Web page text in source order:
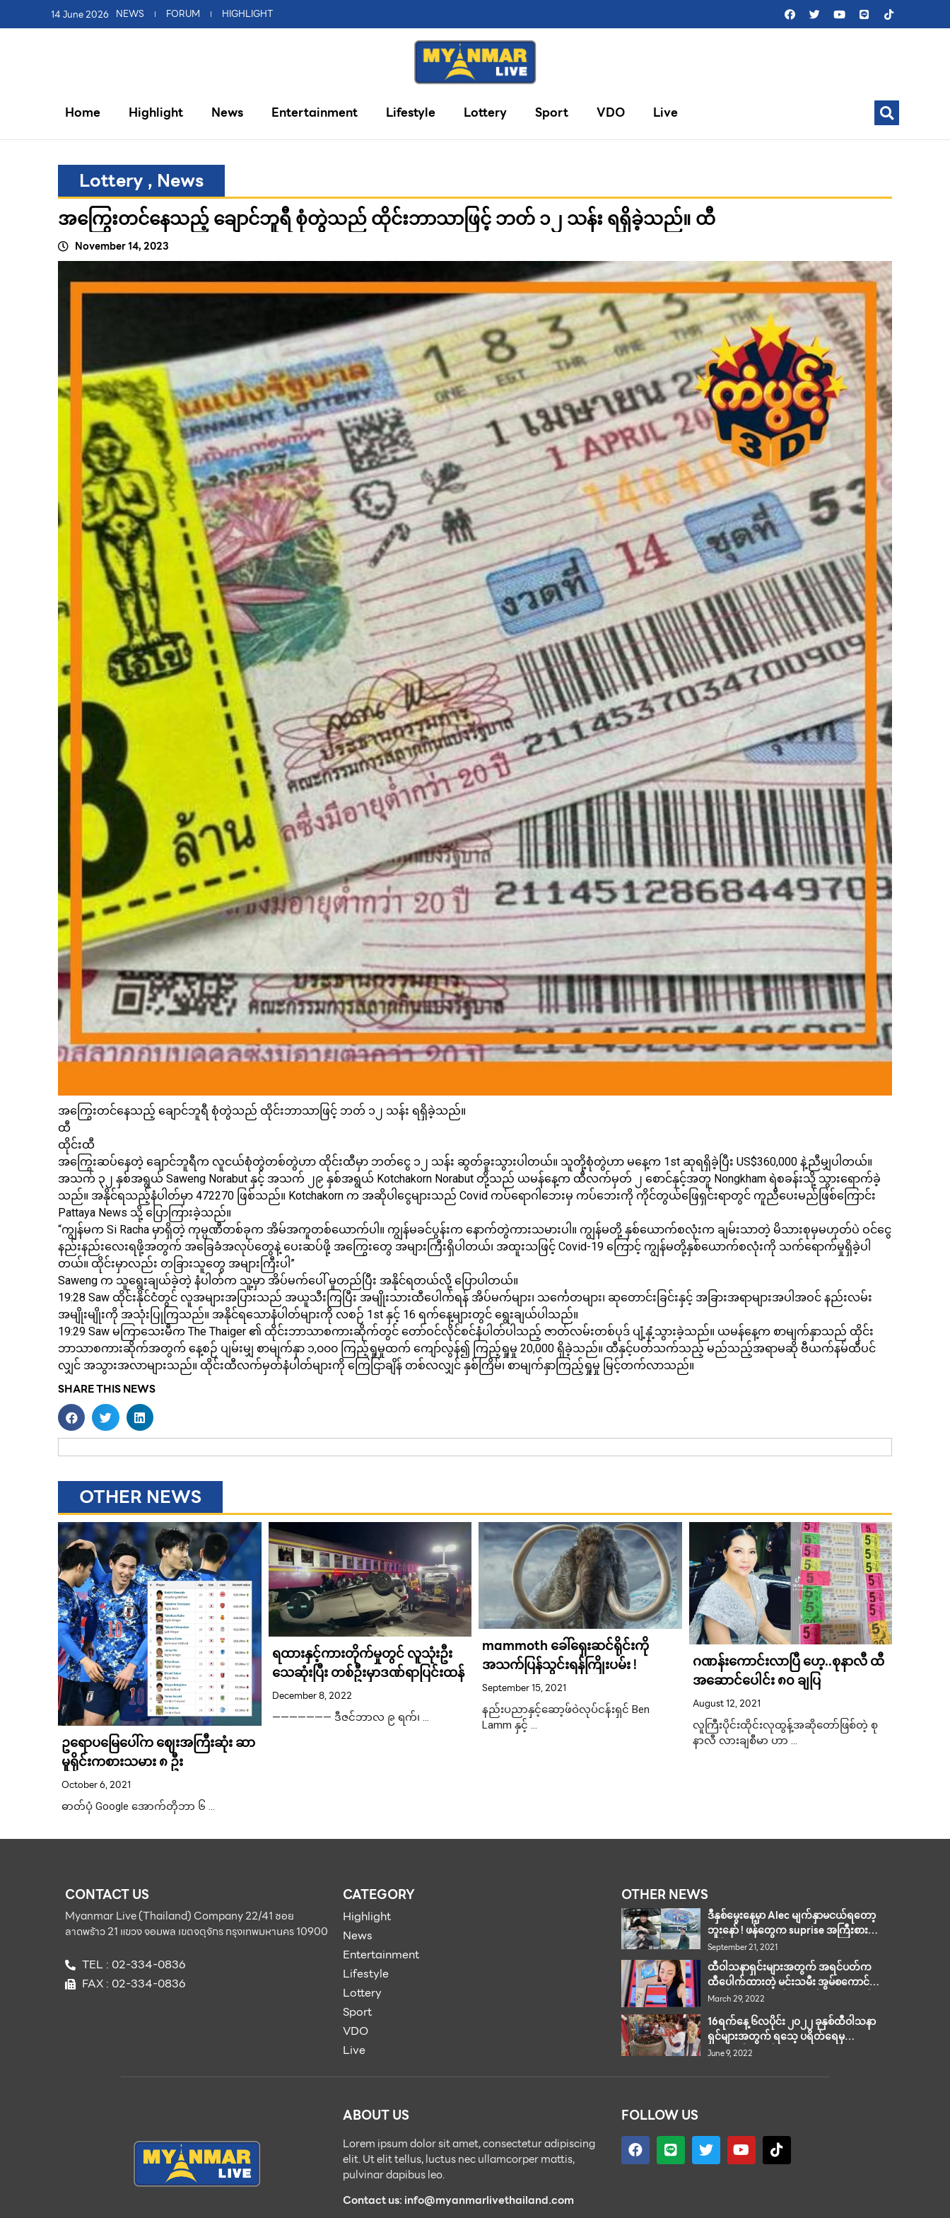
14 June 2026 NEWS FORUM HIGHLIGHT
Home Highlight News Entertainment Lifestyle Lottery Sport VDO Live
Lottery , News
အကြွေးတင်နေသည့် ချောင်ဘူရီ စုံတွဲသည် ထိုင်းဘာသာဖြင့် ဘတ် ၁၂ သန်း ရရှိခဲ့သည်။ ထီ
November 14, 2023
အကြွေးတင်နေသည့် ချောင်ဘူရီ စုံတွဲသည် ထိုင်းဘာသာဖြင့် ဘတ် ၁၂ သန်း ရရှိခဲ့သည်။
ထီ
ထိုင်းထီ
အကြွေးဆပ်နေတဲ့ ချောင်ဘူရီက လူငယ်စုံတွဲတစ်တွဲဟာ ထိုင်းထီမှာ ဘတ်ငွေ ၁၂ သန်း ဆွတ်ခူးသွားပါတယ်။ သူတို့စုံတွဲဟာ မနေ့က 1st ဆုရရှိခဲ့ပြီး US$360,000 နဲ့ညီမျှပါတယ်။
အသက် ၃၂ ​​နှစ်အရွယ် Saweng Norabut နှင့် အသက် ၂၉ နှစ်အရွယ် Kotchakorn Norabut တို့သည် ယမန်နေ့က ထီလက်မှတ် ၂ စောင်နှင့်အတူ Nongkham ရဲစခန်းသို့ သွားရောက်ခဲ့
သည်။ အနိုင်ရသည့်နံပါတ်မှာ 472270 ဖြစ်သည်။ Kotchakorn က အဆိုပါငွေများသည် Covid ကပ်ရောဂါဘေးမှ ကပ်ဘေးကို ကိုင်တွယ်ဖြေရှင်းရာတွင် ကူညီပေးမည်ဖြစ်ကြောင်း
Pattaya News သို့ ပြောကြားခဲ့သည်။
“ကျွန်မက Si Racha မှာရှိတဲ့ ကုမ္ပဏီတစ်ခုက အိမ်အကူတစ်ယောက်ပါ။ ကျွန်မခင်ပွန်းက နောက်တွဲကားသမားပါ။ ကျွန်မတို့ နှစ်ယောက်စလုံးက ချမ်းသာတဲ့ မိသားစုမှမဟုတ်ပဲ ဝင်ငွေ
နည်းနည်းလေးရဖို့အတွက် အခြေခံအလုပ်တွေနဲ့ ပေးဆပ်ဖို့ အကြွေးတွေ အများကြီးရှိပါတယ်၊ အထူးသဖြင့် Covid-19 ကြောင့် ကျွန်မတို့နှစ်ယောက်စလုံးကို သက်ရောက်မှုရှိခဲ့ပါ
တယ်။ ထိုင်းမှာလည်း တခြားသူတွေ အများကြီးပါ”
Saweng က သူရွေးချယ်ခဲ့တဲ့ နံပါတ်က သူ့မှာ အိပ်မက်ပေါ် မူတည်ပြီး အနိုင်ရတယ်လို့ ပြောပါတယ်။
19:28 Saw ထိုင်းနိုင်ငံတွင် လူအများအပြားသည် အယူသီးကြပြီး အမျိုးသားထီပေါက်ရန် အိပ်မက်များ၊ သင်္ကေတများ၊ ဆုတောင်းခြင်းနှင့် အခြားအရာများအပါအဝင် နည်းလမ်း
အမျိုးမျိုးကို အသုံးပြုကြသည်။ အနိုင်ရသောနံပါတ်များကို လစဉ် 1st နှင့် 16 ရက်နေ့များတွင် ရွေးချယ်ပါသည်။
19:29 Saw မကြာသေးမီက The Thaiger ၏ ထိုင်းဘာသာစကားဆိုက်တွင် တော်ဝင်လိုင်စင်နံပါတ်ပါသည့် ဇာတ်လမ်းတစ်ပုဒ် ပျံ့နှံ့သွားခဲ့သည်။ ယမန်နေ့က စာမျက်နှာသည် ထိုင်း
ဘာသာစကားဆိုက်အတွက် နေ့စဉ် ပျမ်းမျှ စာမျက်နှာ ၁,၀၀၀ ကြည့်ရှုမှုထက် ကျော်လွန်၍ ကြည့်ရှုမှု 20,000 ရှိခဲ့သည်။ ထီနှင့်ပတ်သက်သည့် မည်သည့်အရာမဆို ဗီယက်နမ်ထီပင်
လျှင် အသွားအလာများသည်။ ထိုင်းထီလက်မှတ်နံပါတ်များကို ကြေငြာချိန် တစ်လလျှင် နှစ်ကြိမ်၊ စာမျက်နှာကြည့်ရှုမှု မြင့်တက်လာသည်။
SHARE THIS NEWS
OTHER NEWS
ဥရောပမြေပေါ်က ဈေးအကြီးဆုံး ဆာ
မူရိုင်းကစားသမား ၈ ဦး
October 6, 2021
ဓာတ်ပုံ Google အောက်တိုဘာ ၆ …
ရထားနှင့်ကားတိုက်မှုတွင် လူသုံးဦး
သေဆုံးပြီး တစ်ဦးမှာဒဏ်ရာပြင်းထန်
December 8, 2022
——————— ဒီဇင်ဘာလ ၉ ရက်၊ …
mammoth ခေါ်ရှေးဆင်ရိုင်းကို
အသက်ပြန်သွင်းရန်ကြိုးပမ်း !
September 15, 2021
နည်းပညာနှင့်ဆော့ဖ်ဝဲလုပ်ငန်းရှင် Ben
Lamm နှင့် …
ဂဏန်းကောင်းလာပြီ ဟေ့..စုနာလီ ထီ
အဆောင်ပေါင်း ၈၀ ချပြ
August 12, 2021
လူကြီးပိုင်းထိုင်းလုထွန့်အဆိုတော်ဖြစ်တဲ့ စု
နာလီ လားချစီမာ ဟာ …
CONTACT US
Myanmar Live (Thailand) Company 22/41 ซอย
ลาดพร้าว 21 แขวง จอมพล เขตจตุจักร กรุงเทพมหานคร 10900
TEL : 02-334-0836
FAX : 02-334-0836
CATEGORY
Highlight
News
Entertainment
Lifestyle
Lottery
Sport
VDO
Live
OTHER NEWS
ဒီနှစ်မွေးနေ့မှာ Alec မျက်နှာမငယ်ရတော့
ဘူးနော် ! ဖန်တွေက suprise အကြီးစား
လုပ်ပေးခဲ့
September 21, 2021
ထီဝါသနာရှင်းများအတွက် အရင်ပတ်က
ထီပေါက်ထားတဲ့ မင်းသမီး အွမ်စကောင်
ကျိုင် က ဒီတစ်ပတ်အတွက် ၂လုံး ဂဏန်း
March 29, 2022
16ရက်နေ့ ၆လပိုင်း ၂၀၂၂ ခုနှစ်ထီဝါသနာ
ရှင်များအတွက် ရသေ့ ပရိတ်ရေမှ
ကံကောင်းဂဏန်းများရရှိ
June 9, 2022
ABOUT US
Lorem ipsum dolor sit amet, consectetur adipiscing
elit. Ut elit tellus, luctus nec ullamcorper mattis,
pulvinar dapibus leo.
Contact us: info@myanmarlivethailand.com
FOLLOW US